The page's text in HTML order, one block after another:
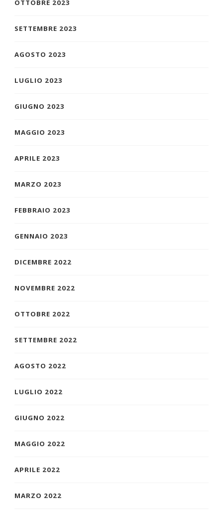
OTTOBRE 2023
SETTEMBRE 2023
AGOSTO 2023
LUGLIO 2023
GIUGNO 2023
MAGGIO 2023
APRILE 2023
MARZO 2023
FEBBRAIO 2023
GENNAIO 2023
DICEMBRE 2022
NOVEMBRE 2022
OTTOBRE 2022
SETTEMBRE 2022
AGOSTO 2022
LUGLIO 2022
GIUGNO 2022
MAGGIO 2022
APRILE 2022
MARZO 2022